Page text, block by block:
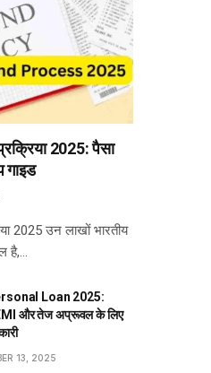
2025: पैसा
गाइड
2025 उन लाखों भारतीय
है,…
Loan 2025:
और तेज अप्रूवल के लिए
13, 2025